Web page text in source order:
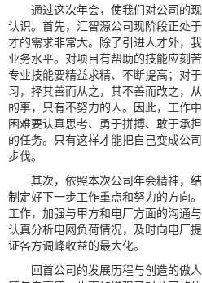
通过这次年会，使我们对公司的
认识。首先，汇智源公司现阶段正处
才的需求非常大。除了引进人才外，
业务水平。对项目有帮助的技能应刻
专业技能要精益求精、不断提高；对
习，择其善而从之，其不善而改之，
的事，只有不努力的人。因此，工作
困难要认真思考、勇于拼搏、敢于承
的任务。只有这样才能把自己变成公
步伐。
其次，依照本次公司年会精神，
制定好下一步工作重点和努力的方向
工作，加强与甲方和电厂方面的沟通
认真分析电网负荷情况，及时向电厂
证各方调峰收益的最大化。
回首公司的发展历程与创造的傲